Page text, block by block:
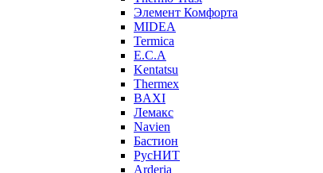
Элемент Комфорта
MIDEA
Termica
E.C.A
Kentatsu
Thermex
BAXI
Лемакс
Navien
Бастион
РусНИТ
Arderia